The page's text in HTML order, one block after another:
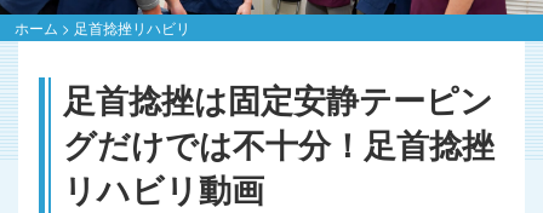
ホーム > 足首捻挫リハビリ
足首捻挫は固定安静テーピン
グだけでは不十分！足首捻挫
リハビリ動画